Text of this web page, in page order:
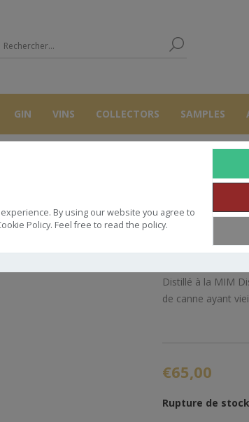
By using our website you agree to
Policy. Feel free to read the policy.
GIN VINS COLLECTORS SAMPLES
GHANA ARC 2020 3Y
Distillé à la MIM
de canne ayant
€65,00
Rupture de stock